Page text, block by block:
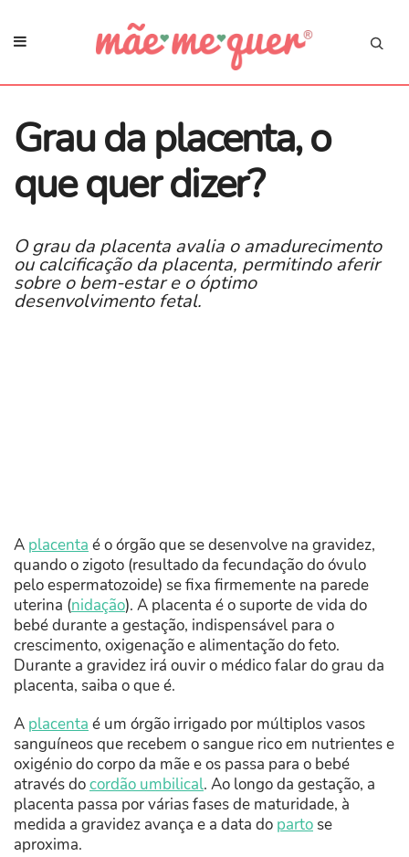
Grau da placenta, o
que quer dizer?
O grau da placenta avalia o amadurecimento
ou calcificação da placenta, permitindo aferir
sobre o bem-estar e o óptimo
desenvolvimento fetal.
A placenta é o órgão que se desenvolve na gravidez,
quando o zigoto (resultado da fecundação do óvulo
pelo espermatozoide) se fixa firmemente na parede
uterina (nidação). A placenta é o suporte de vida do
bebé durante a gestação, indispensável para o
crescimento, oxigenação e alimentação do feto.
Durante a gravidez irá ouvir o médico falar do grau da
placenta, saiba o que é.
A placenta é um órgão irrigado por múltiplos vasos
sanguíneos que recebem o sangue rico em nutrientes e
oxigénio do corpo da mãe e os passa para o bebé
através docordão umbilical. Ao longo da gestação, a
placenta passa por várias fases de maturidade, à
medida a gravidez avança e a data do parto se
aproxima.